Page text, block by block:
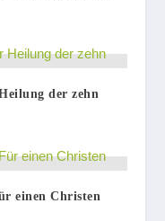
der zehn
einen Christen